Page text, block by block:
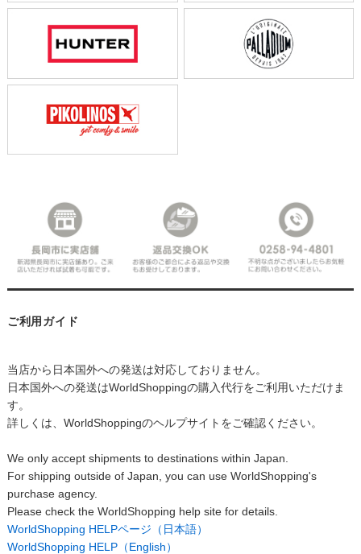
ご利用ガイド
当店から日本国外への発送は対応しておりません。
日本国外への発送はWorldShoppingの購入代行をご利用いただけま
す。
詳しくは、WorldShoppingのヘルプサイトをご確認ください。
We only accept shipments to destinations within Japan.
For shipping outside of Japan, you can use WorldShopping's
purchase agency.
Please check the WorldShopping help site for details.
WorldShopping HELPページ（日本語）
WorldShopping HELP（English）